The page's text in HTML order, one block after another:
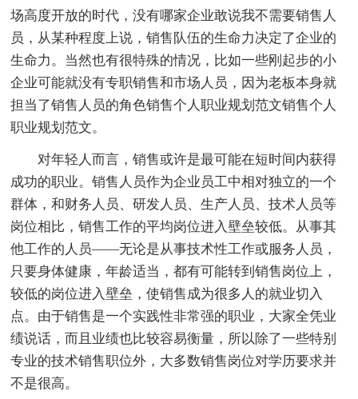
场高度开放的时代，没有哪家企业敢说我不需要销售人
员，从某种程度上说，销售队伍的生命力决定了企业的
生命力。当然也有很特殊的情况，比如一些刚起步的小
企业可能就没有专职销售和市场人员，因为老板本身就
担当了销售人员的角色销售个人职业规划范文销售个人
职业规划范文。
对年轻人而言，销售或许是最可能在短时间内获得
成功的职业。销售人员作为企业员工中相对独立的一个
群体，和财务人员、研发人员、生产人员、技术人员等
岗位相比，销售工作的平均岗位进入壁垒较低。从事其
他工作的人员――无论是从事技术性工作或服务人员，
只要身体健康，年龄适当，都有可能转到销售岗位上，
较低的岗位进入壁垒，使销售成为很多人的就业切入
点。由于销售是一个实践性非常强的职业，大家全凭业
绩说话，而且业绩也比较容易衡量，所以除了一些特别
专业的技术销售职位外，大多数销售岗位对学历要求并
不是很高。